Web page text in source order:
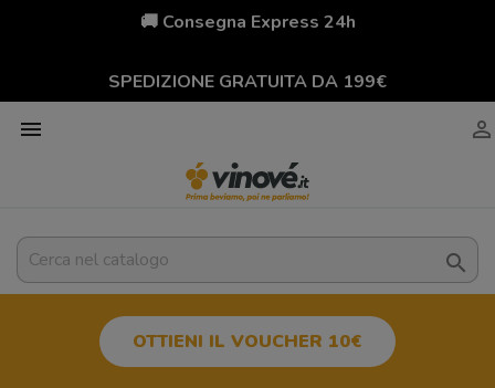
🚚 Consegna Express 24h
SPEDIZIONE GRATUITA DA 199€
 

OTTIENI IL VOUCHER 10€